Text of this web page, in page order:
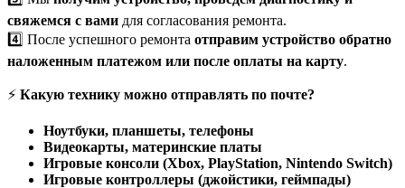
свяжемся с вами для согласования ремонта.
4️⃣ После успешного ремонта отправим устройство обратно
наложенным платежом или после оплаты на карту.
⚡ Какую технику можно отправлять по почте?
Ноутбуки, планшеты, телефоны
Видеокарты, материнские платы
Игровые консоли (Xbox, PlayStation, Nintendo Switch)
Игровые контроллеры (джойстики, геймпады)